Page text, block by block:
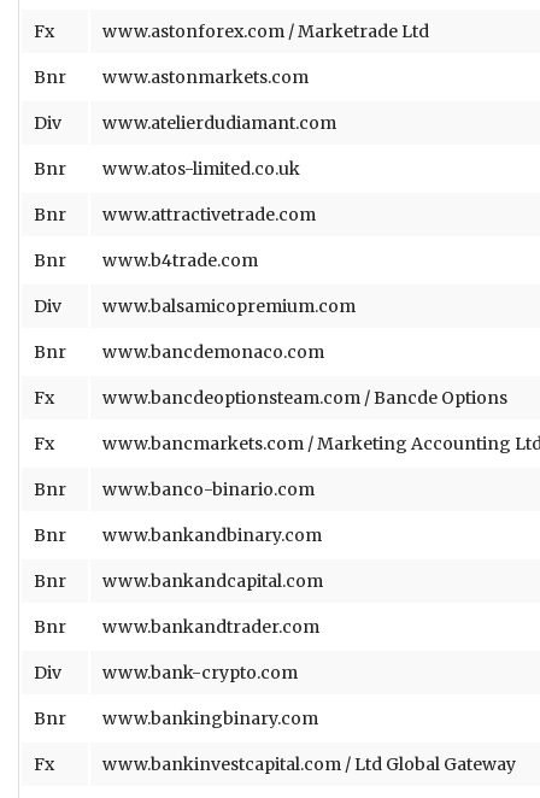
Fx www.astonforex.com / Marketrade Ltd
Bnr www.astonmarkets.com
Div www.atelierdudiamant.com
Bnr www.atos-limited.co.uk
Bnr www.attractivetrade.com
Bnr www.b4trade.com
Div www.balsamicopremium.com
Bnr www.bancdemonaco.com
Fx www.bancdeoptionsteam.com / Bancde Options
Fx www.bancmarkets.com / Marketing Accounting
Bnr www.banco-binario.com
Bnr www.bankandbinary.com
Bnr www.bankandcapital.com
Bnr www.bankandtrader.com
Div www.bank-crypto.com
Bnr www.bankingbinary.com
Fx www.bankinvestcapital.com / Ltd Global Gateway